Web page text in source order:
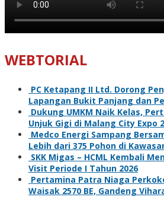
WEBTORIAL
PC Ketapang II Ltd. Dorong
Lapangan Bukit Panjang dan
Dukung UMKM Naik Kelas,
Unjuk Gigi di Malang City Expo
Medco Energi Sampang
Lebih dari 375 Pohon di
SKK Migas – HCML Kembali
Visit Periode I Tahun 2026
Pertamina Patra Niaga
Waisak 2570 BE, Gandeng